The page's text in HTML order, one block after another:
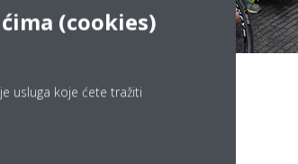
(cookies)
usluga koje ćete tražiti